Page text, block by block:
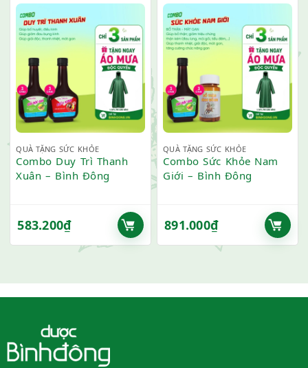
QUÀ TẶNG SỨC KHỎE
Combo Duy Trì Thanh
Xuân – Bình Đông
583.200₫
QUÀ TẶNG SỨC KHỎE
Combo Sức Khỏe Nam
Giới – Bình Đông
891.000₫